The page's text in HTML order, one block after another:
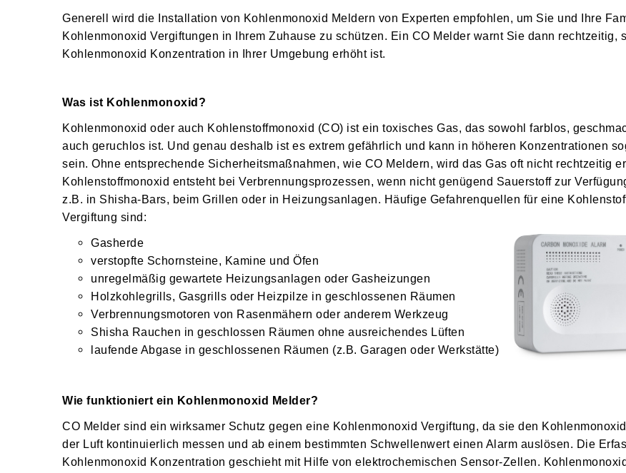
Generell wird die Installation von Kohlenmonoxid Meldern von Experten empfohlen, um Sie und Ihre
Kohlenmonoxid Vergiftungen in Ihrem Zuhause zu schützen. Ein CO Melder warnt Sie dann rechtzeitig,
Kohlenmonoxid Konzentration in Ihrer Umgebung erhöht ist.
Was ist Kohlenmonoxid?
Kohlenmonoxid oder auch Kohlenstoffmonoxid (CO) ist ein toxisches Gas, das sowohl farblos,
auch geruchlos ist. Und genau deshalb ist es extrem gefährlich und kann in höheren Konzentrationen
sein. Ohne entsprechende Sicherheitsmaßnahmen, wie CO Meldern, wird das Gas oft nicht rechtzeitig
Kohlenstoffmonoxid entsteht bei Verbrennungsprozessen, wenn nicht genügend Sauerstoff zur
z.B. in Shisha-Bars, beim Grillen oder in Heizungsanlagen. Häufige Gefahrenquellen für eine
Vergiftung sind:
Gasherde
verstopfte Schornsteine, Kamine und Öfen
unregelmäßig gewartete Heizungsanlagen oder Gasheizungen
Holzkohlegrills, Gasgrills oder Heizpilze in geschlossenen Räumen
Verbrennungsmotoren von Rasenmähern oder anderem Werkzeug
Shisha Rauchen in geschlossen Räumen ohne ausreichendes Lüften
laufende Abgase in geschlossenen Räumen (z.B. Garagen oder Werkstätte)
Wie funktioniert ein Kohlenmonoxid Melder?
CO Melder sind ein wirksamer Schutz gegen eine Kohlenmonoxid Vergiftung, da sie den
der Luft kontinuierlich messen und ab einem bestimmten Schwellenwert einen Alarm auslösen. Die
Kohlenmonoxid Konzentration geschieht mit Hilfe von elektrochemischen Sensor-Zellen.